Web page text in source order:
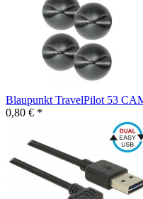
Blaupunkt TravelPilot 53
0,80 € *